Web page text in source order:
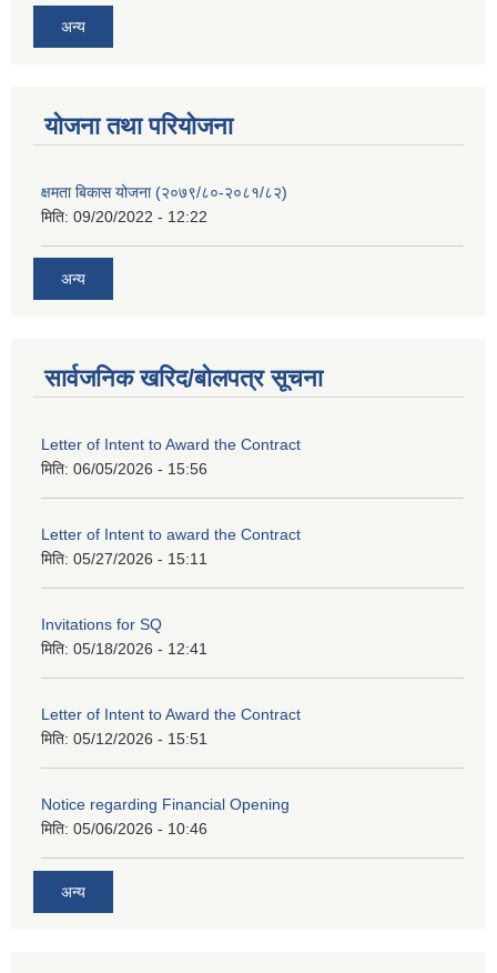
अन्य
याेजना तथा परियाेजना
क्षमता बिकास योजना (२०७९/८०-२०८१/८२)
मिति: 09/20/2022 - 12:22
अन्य
सार्वजनिक खरिद/बोलपत्र सूचना
Letter of Intent to Award the Contract
मिति: 06/05/2026 - 15:56
Letter of Intent to award the Contract
मिति: 05/27/2026 - 15:11
Invitations for SQ
मिति: 05/18/2026 - 12:41
Letter of Intent to Award the Contract
मिति: 05/12/2026 - 15:51
Notice regarding Financial Opening
मिति: 05/06/2026 - 10:46
अन्य